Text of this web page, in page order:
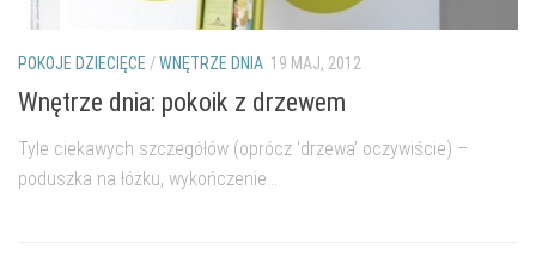
POKOJE DZIECIĘCE /WNĘTRZE DNIA 19 MAJ, 2012
Wnętrze dnia: pokoik z drzewem
Tyle ciekawych szczegółów (oprócz 'drzewa’ oczywiście) –
poduszka na łóżku, wykończenie...